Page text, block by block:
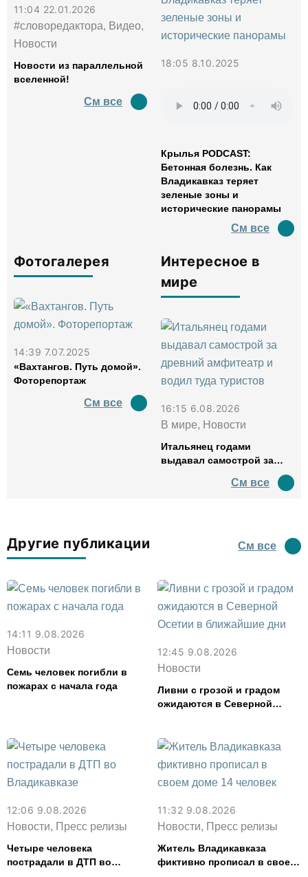
11:04 22.01.2026
#словоредактора, Видео,
Новости
Новости из параллельной
вселенной!
См все
18:05 8.10.2025
Крылья PODCAST:
Бетонная болезнь. Как
Владикавказ теряет
зеленые зоны и
исторические панорамы
См все
Фотогалерея
14:39 7.07.2025
«Вахтангов. Путь домой».
Фоторепортаж
См все
Интересное в
мире
16:15 6.08.2026
В мире, Новости
Итальянец годами
выдавал самострой за
водил туда туристов
См все
Другие публикации См все
14:11 9.08.2026
Новости
Семь человек погибли в
пожарах с начала года
12:45 9.08.2026
Новости
Ливни с грозой и градом
ожидаются в Северной
12:06 9.08.2026
Новости, Пресс релизы
Четыре человека
пострадали в ДТП во
11:32 9.08.2026
Новости, Пресс релизы
Житель Владикавказа
фиктивно прописал в своем